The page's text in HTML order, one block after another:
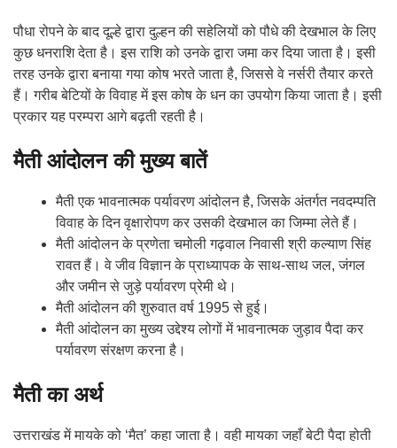
पौधा रोपने के बाद दूल्हे द्वारा दुल्हन की सहेलियों को पौधे की देखभाल के लिए
कुछ धनराशि देता है। इस राशि को उनके द्वारा जमा कर दिया जाता है। इसी
तरह उनके द्वारा बनाया गया कोष भरते जाता है, जिससे वे नर्सरी तैयार करते
हैं। गरीब बेटियों के विवाह में इस कोष के धन का उपयोग किया जाता है। इसी
प्रकार यह परम्परा आगे बढ़ती रहती है।
मैती आंदोलन की मुख्य बातें
मैती एक भावनात्मक पर्यावरण आंदोलन है, जिसके अंतर्गत नवदम्पति
विवाह के दिन वृक्षारोपण कर उसकी देखभाल का जिम्मा लेते हैं।
मैती आंदोलन के प्रणेता चमोली गढ़वाल निवासी श्री कल्याण सिंह
रावत हैं। वे जीव विज्ञान के प्राध्यापक के साथ-साथ जल, जंगल
और जमीन से जुड़े पर्यावरण प्रेमी थे।
मैती आंदोलन की शुरुवात वर्ष 1995 से हुई।
मैती आंदोलन का मुख्य उद्देश्य लोगों में भावनात्मक जुड़ाव पैदा कर
पर्यावरण संरक्षण करना है।
मैती का अर्थ
उत्तराखंड में मायके को ‘मैत’ कहा जाता है। वही मायका जहाँ बेटी पैदा होती